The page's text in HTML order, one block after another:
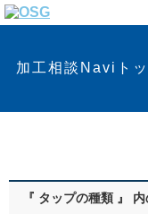
加工相談Naviト
『 タップの種類 』